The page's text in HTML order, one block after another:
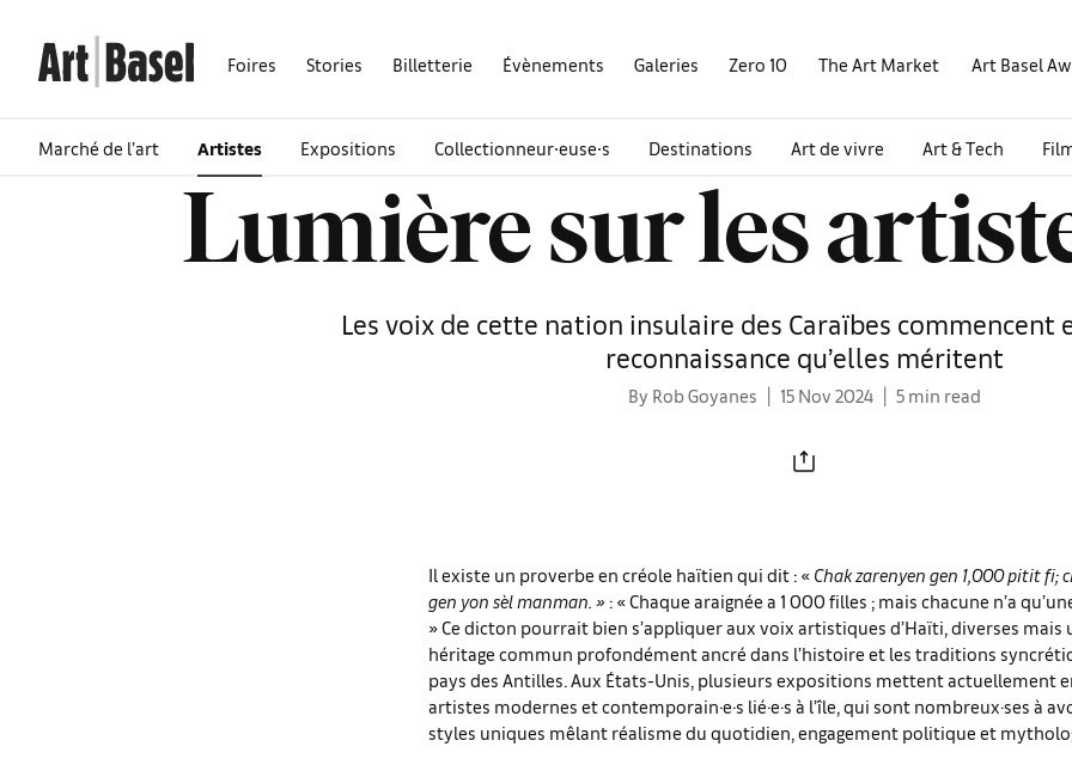
Foires Stories Billetterie Évènements Galeries Zero 10 The Art Market Art Basel
Marché de l’art Artistes Expositions Collectionneur∙euse∙s Destinations Art de vivre Art & Tech
Lumière sur les
Les voix de cette nation insulaire des Caraïbes commencent
reconnaissance qu’elles méritent
By Rob Goyanes 15 Nov 2024 5 min read
Il existe un proverbe en créole haïtien qui dit : « Chak zarenyen gen 1,000 pitit fi;
gen yon sèl manman. » : « Chaque araignée a 1 000 filles ; mais chacune n’a
» Ce dicton pourrait bien s’appliquer aux voix artistiques d’Haïti, diverses mais
héritage commun profondément ancré dans l’histoire et les traditions
pays des Antilles. Aux États-Unis, plusieurs expositions mettent actuellement
artistes modernes et contemporain·e·s lié·e·s à l’île, qui sont nombreux·ses à
styles uniques mêlant réalisme du quotidien, engagement politique et